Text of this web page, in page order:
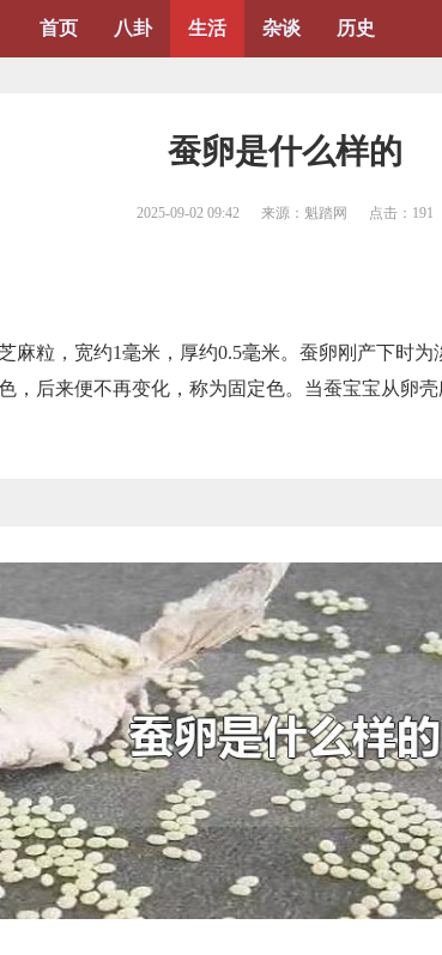
首页 八卦 生活 杂谈 历史
​蚕卵是什么样的
2025-09-02 09:42 来源：魁踏网 点击： 191
麻粒，宽约1毫米，厚约0.5毫米。蚕卵刚产下时
，后来便不再变化，称为固定色。当蚕宝宝从卵